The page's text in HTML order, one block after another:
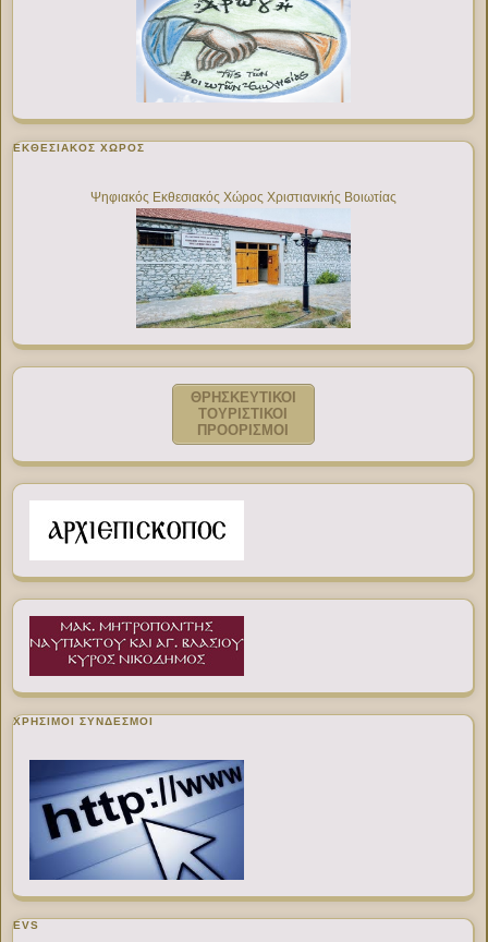
ΕΚΘΕΣΙΑΚΌΣ ΧΏΡΟΣ
Ψηφιακός Εκθεσιακός Χώρος Χριστιανικής Βοιωτίας
ΘΡΗΣΚΕΥΤΙΚΟΙ
ΤΟΥΡΙΣΤΙΚΟΙ
ΠΡΟΟΡΙΣΜΟΙ
ΧΡΉΣΙΜΟΙ ΣΎΝΔΕΣΜΟΙ
EVS